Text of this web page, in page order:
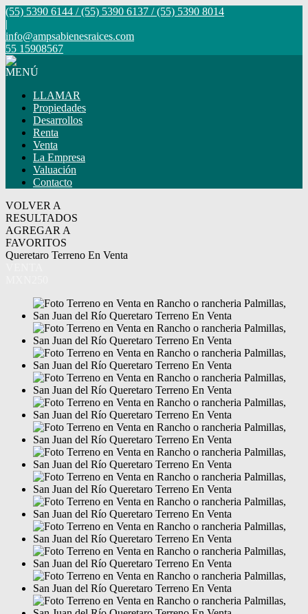
(55) 5390 6144 / (55) 5390 6137 / (55) 5390 8014
|
info@ampsabienesraices.com
55 15908567
MENÚ
LLAMAR
Propiedades
Desarrollos
Renta
Venta
La Empresa
Valuación
Contacto
VOLVER A
RESULTADOS
AGREGAR A
FAVORITOS
Queretaro Terreno En Venta